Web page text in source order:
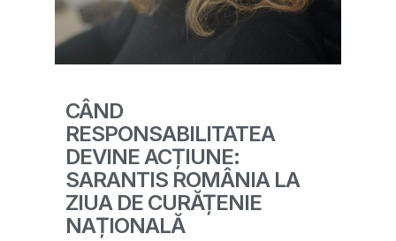
CÂND
RESPONSABILITATEA
DEVINE ACȚIUNE:
SARANTIS ROMÂNIA LA
ZIUA DE CURĂȚENIE
NAȚIONALĂ